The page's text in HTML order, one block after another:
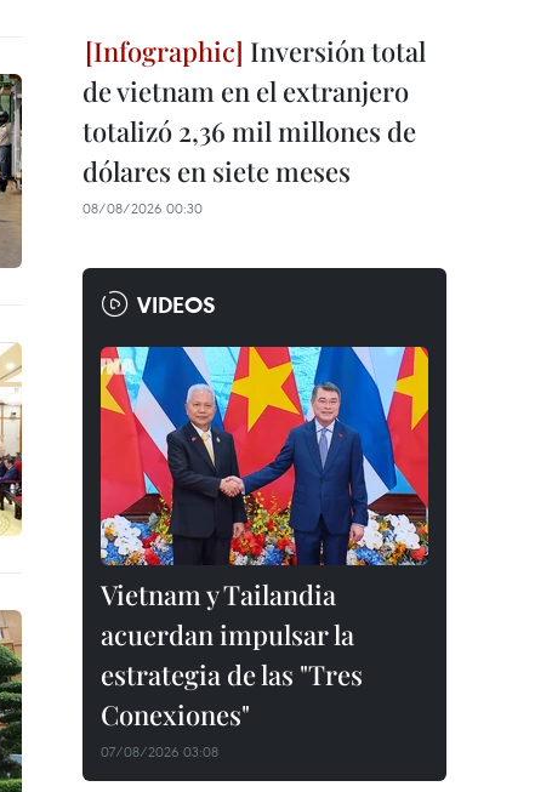
Inversión total
de vietnam en el extranjero
totalizó 2,36 mil millones de
dólares en siete meses
08/08/2026 00:30
VIDEOS
Vietnam y Tailandia
acuerdan impulsar la
estrategia de las "Tres
Conexiones"
07/08/2026 03:08